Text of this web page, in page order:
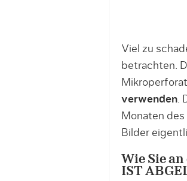
Viel zu
betrachten.
verwenden.
Monaten
Bilder
Wie Sie
IST